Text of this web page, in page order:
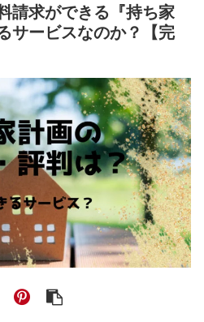
請求ができる『持ち家
サービスなのか？【完